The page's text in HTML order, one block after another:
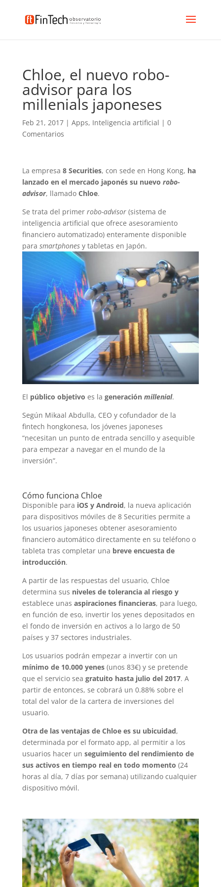
Chloe, el nuevo robo-
advisor para los
millenials japoneses
Feb 21, 2017| Apps, Inteligencia artificial | 0
Comentarios
La empresa 8 Securities, con sede en Hong Kong, ha
lanzado en el mercado japonés su nuevo robo-
advisor, llamado Chloe.
Se trata del primer robo-advisor(sistema de
inteligencia artificial que ofrece asesoramiento
financiero automatizado) enteramente disponible
para smartphonesy tabletas en Japón.
El público objetivo es la generación millenial.
Según Mikaal Abdulla, CEO y cofundador de la
fintech hongkonesa, los jóvenes japoneses
“necesitan un punto de entrada sencillo y asequible
para empezar a navegar en el mundo de la
inversión”.
Cómo funciona Chloe
Disponible para iOS y Android, la nueva aplicación
para dispositivos móviles de 8 Securities permite a
los usuarios japoneses obtener asesoramiento
financiero automático directamente en su teléfono o
tableta tras completar una breve encuesta de
introducción.
A partir de las respuestas del usuario, Chloe
determina sus niveles de tolerancia al riesgo y
establece unas aspiraciones financieras, para luego,
en función de eso, invertir los yenes depositados en
el fondo de inversión en activos a lo largo de 50
países y 37 sectores industriales.
Los usuarios podrán empezar a invertir con un
mínimo de 10.000 yenes(unos 83€) y se pretende
que el servicio sea gratuito hasta julio del 2017. A
partir de entonces, se cobrará un 0.88% sobre el
total del valor de la cartera de inversiones del
usuario.
Otra de las ventajas de Chloe es su ubicuidad,
determinada por el formato app, al permitir a los
usuarios hacer un seguimiento del rendimiento de
sus activos en tiempo real en todo momento (24
horas al día, 7 días por semana) utilizando cualquier
dispositivo móvil.